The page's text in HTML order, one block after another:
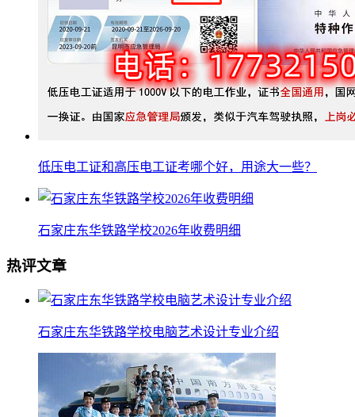
低压电工证和高压电工证考哪个好，用途大一些？
石家庄东华铁路学校2026年收费明细
热评文章
石家庄东华铁路学校电脑艺术设计专业介绍